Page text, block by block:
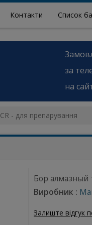
Контакти Список
за
на
CR - для препарування
Бор алмазный
Виробник :
Залиште відгук